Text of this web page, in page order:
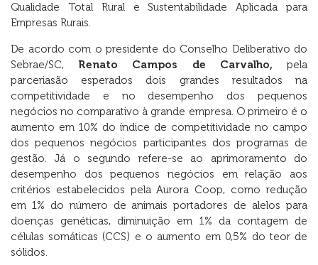
Qualidade Total Rural e Sustentabilidade Aplicada para
Empresas Rurais.
De acordo com o presidente do Conselho Deliberativo do
Sebrae/SC, Renato Campos de Carvalho,pela
parceriasão esperados dois grandes resultados na
competitividade e no desempenho dos pequenos
negócios no comparativo à grande empresa. O primeiro é o
aumento em 10% do índice de competitividade no campo
dos pequenos negócios participantes dos programas de
gestão. Já o segundo refere-se ao aprimoramento do
desempenho dos pequenos negócios em relação aos
critérios estabelecidos pela Aurora Coop, como redução
em 1% do número de animais portadores de alelos para
doenças genéticas, diminuição em 1% da contagem de
células somáticas (CCS) e o aumento em 0,5% do teor de
sólidos.